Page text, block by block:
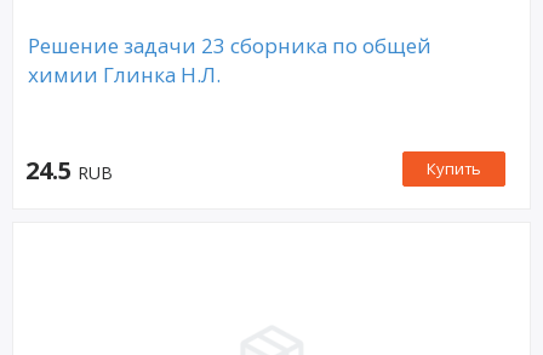
Решение задачи 23 сборника по общей
химии Глинка Н.Л.
24.5 RUB Купить